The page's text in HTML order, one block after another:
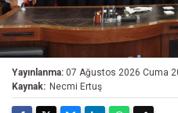
Yayınlanma: 07 Ağustos 2026 Cuma
Kaynak: Necmi Ertuş